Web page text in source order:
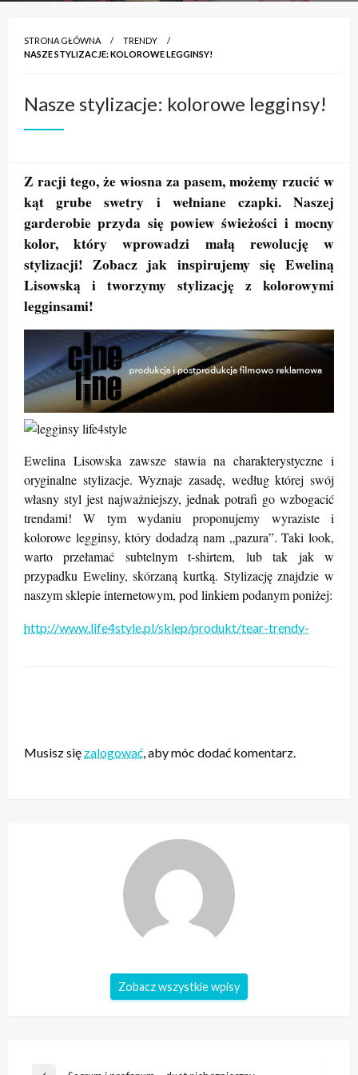
STRONA GŁÓWNA
TRENDY
NASZE STYLIZACJE: KOLOROWE LEGGINSY!
Nasze stylizacje: kolorowe legginsy!
Z racji tego, że wiosna za pasem, możemy rzucić w
kąt grube swetry i wełniane czapki. Naszej
garderobie przyda się powiew świeżości i mocny
kolor, który wprowadzi małą rewolucję w
stylizacji! Zobacz jak inspirujemy się Eweliną
Lisowską i tworzymy stylizację z kolorowymi
legginsami!
Ewelina Lisowska zawsze stawia na charakterystyczne i
oryginalne stylizacje. Wyznaje zasadę, według której swój
własny styl jest najważniejszy, jednak potrafi go wzbogacić
trendami! W tym wydaniu proponujemy wyraziste i
kolorowe legginsy, który dodadzą nam „pazura”. Taki look,
warto przełamać subtelnym t-shirtem, lub tak jak w
przypadku Eweliny, skórzaną kurtką. Stylizację znajdzie w
naszym sklepie internetowym, pod linkiem podanym poniżej:
http://www.life4style.pl/sklep/produkt/tear-trendy-
Musisz się zalogować, aby móc dodać komentarz.
Zobacz wszystkie wpisy